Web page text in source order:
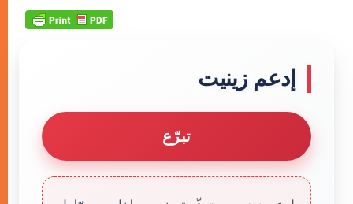
إدعم زينيت
تبرّع